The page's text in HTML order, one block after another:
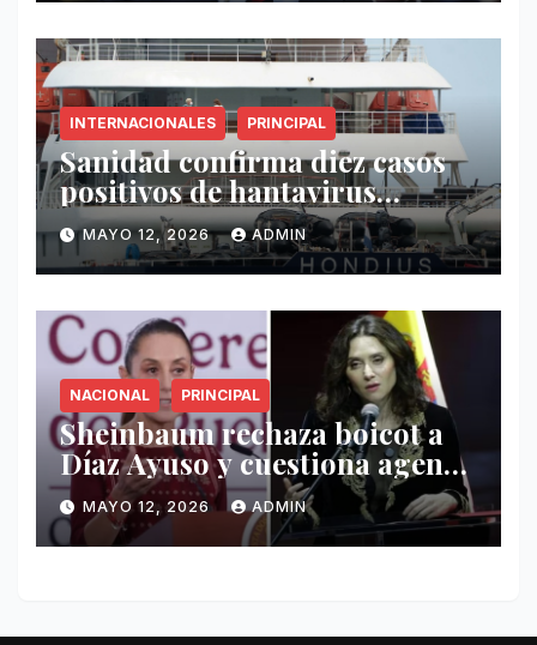
INTERNACIONALES PRINCIPAL
Sanidad confirma diez casos
positivos de hantavirus
vinculados al crucero MV
Hondius
MAYO 12, 2026 ADMIN
NACIONAL PRINCIPAL
Sheinbaum rechaza boicot a
Díaz Ayuso y cuestiona agenda
de funcionaria española
MAYO 12, 2026 ADMIN